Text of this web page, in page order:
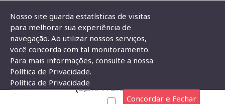
Capacitor Poliester Epcos 2,2nf X 400v (2,2kpf/2k2/222)
CAPACITOR POLIESTER EPCOS 2,2NF X 400V
(2,2KPF/2K2/222)
Nosso site guarda estatísticas de visitas
para melhorar sua experiência de
navegação. Ao utilizar nossos serviços,
você concorda com tal monitoramento.
Para mais informações, consulte a nossa
Política de Privacidade.
Política de Privacidade
Concordar e Fechar